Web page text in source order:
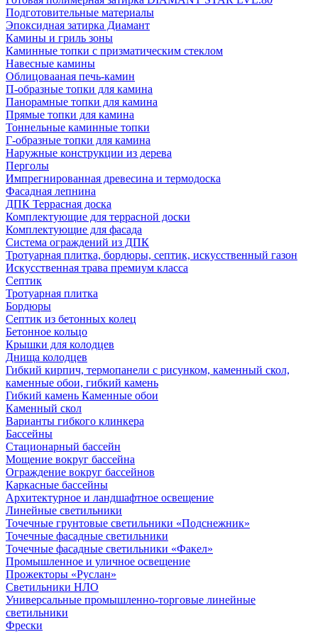
Подготовительные материалы
Эпоксидная затирка Диамант
Камины и гриль зоны
Каминные топки с призматическим стеклом
Навесные камины
Облицовааная печь-камин
П-образные топки для камина
Панорамные топки для камина
Прямые топки для камина
Тоннельные каминные топки
Г-образные топки для камина
Наружные конструкции из дерева
Перголы
Импрегнированная древесина и термодоска
Фасадная лепнина
ДПК Террасная доска
Комплектующие для террасной доски
Комплектующие для фасада
Система ограждений из ДПК
Тротуарная плитка, бордюры, септик, искусственный газон
Искусственная трава премиум класса
Септик
Тротуарная плитка
Бордюры
Септик из бетонных колец
Бетонное кольцо
Крышки для колодцев
Днища колодцев
Гибкий кирпич, термопанели с рисунком, каменный скол,
каменные обои, гибкий камень
Гибкий камень Каменные обои
Каменный скол
Варианты гибкого клинкера
Бассейны
Стационарный бассейн
Мощение вокруг бассейна
Ограждение вокруг бассейнов
Каркасные бассейны
Архитектурное и ландшафтное освещение
Линейные светильники
Точечные грунтовые светильники «Подснежник»
Точечные фасадные светильники
Точечные фасадные светильники «Факел»
Промышленное и уличное освещение
Прожекторы «Руслан»
Светильники НЛО
Универсальные промышленно-торговые линейные
светильники
Фрески